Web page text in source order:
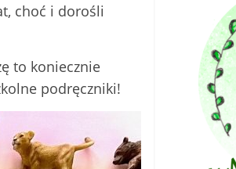
choć i dorośli
to koniecznie
podręczniki!